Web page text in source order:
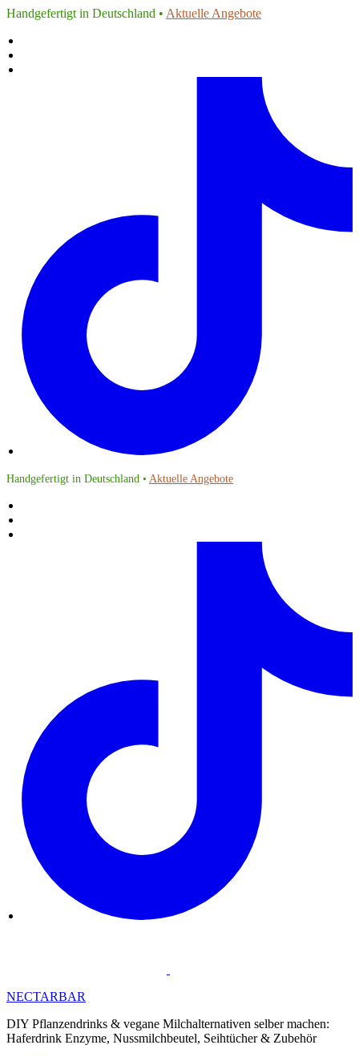
Handgefertigt in Deutschland • Aktuelle Angebote
Handgefertigt in Deutschland • Aktuelle Angebote
NECTARBAR
DIY Pflanzendrinks & vegane Milchalternativen selber machen:
Haferdrink Enzyme, Nussmilchbeutel, Seihtücher & Zubehör